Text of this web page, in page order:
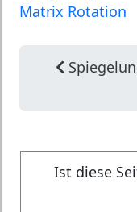
Matrix Rotation
Ist diese